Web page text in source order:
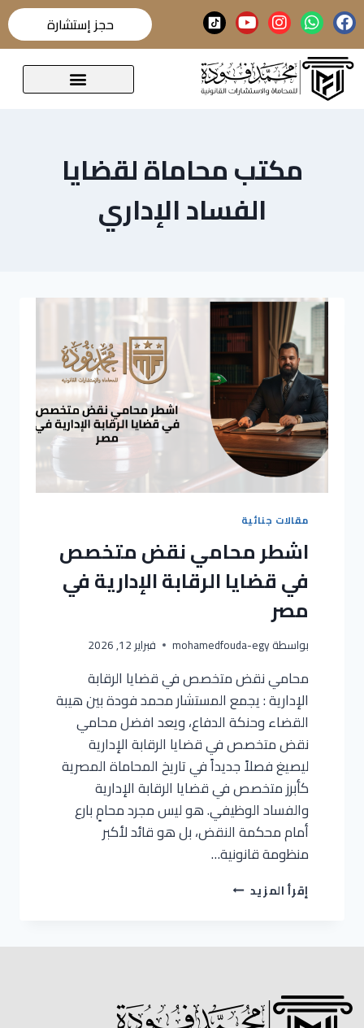
حجز إستشارة
مكتب محاماة لقضايا
الفساد الإداري
مقالات جنائية
اشطر محامي نقض متخصص
في قضايا الرقابة الإدارية في
مصر
بواسطةmohamedfouda-egy فبراير 12, 2026
محامي نقض متخصص في قضايا الرقابة
الإدارية : يجمع المستشار محمد فودة بين هيبة
القضاء وحنكة الدفاع، ويعد افضل محامي
نقض متخصص في قضايا الرقابة الإدارية
ليصيغ فصلاً جديداً في تاريخ المحاماة المصرية
كأبرز متخصص في قضايا الرقابة الإدارية
والفساد الوظيفي. هو ليس مجرد محامٍ بارع
أمام محكمة النقض، بل هو قائد لأكبر
منظومة قانونية…
إقرأ المزيد